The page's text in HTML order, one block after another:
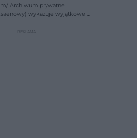
Archiwum prywatne